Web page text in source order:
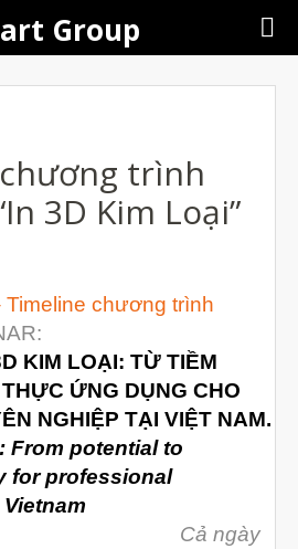
Sản Phẩm
Máy In 3D Để Bàn Formlabs U.S.
Máy In 3D SLA Công Nghiệp
Máy in 3D EOS
Máy in 3D nhựa PEEK EXT 220
MED | 3D SYSTEM
Máy In 3D FDM Để Bàn & Công
Group
trình
3D Kim Loại”
Timeline chương trình
KIM LOẠI: TỪ TIỀM
ỨNG DỤNG CHO
NGHIỆP TẠI VIỆT NAM.
From potential to
for professional
Cả ngày